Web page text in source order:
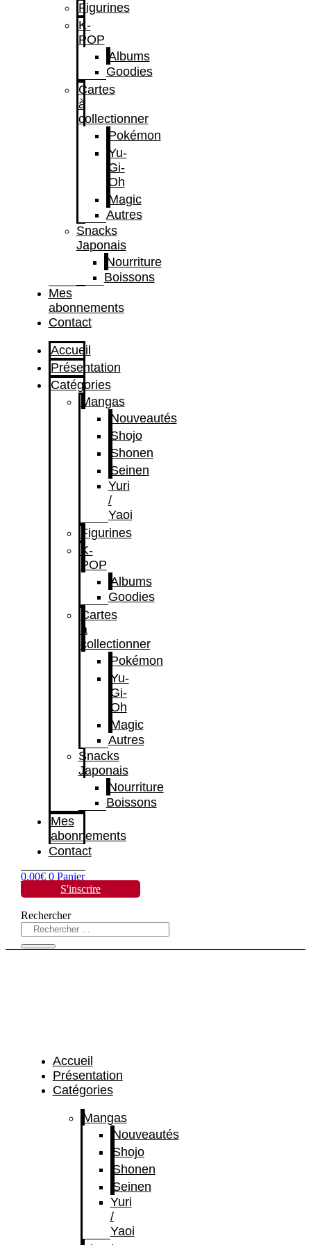
Figurines
K-
POP
Albums
Goodies
Cartes
à
collectionner
Pokémon
Yu-
Gi-
Oh
Magic
Autres
Snacks
Japonais
Nourriture
Boissons
Mes
abonnements
Contact
Accueil
Présentation
Catégories
Mangas
Nouveautés
Shojo
Shonen
Seinen
Yuri
/
Yaoi
Figurines
K-
POP
Albums
Goodies
Cartes
à
collectionner
Pokémon
Yu-
Gi-
Oh
Magic
Autres
Snacks
Japonais
Nourriture
Boissons
Mes
abonnements
Contact
0,00€ 0 Panier
S'inscrire
Rechercher
Accueil
Présentation
Catégories
Mangas
Nouveautés
Shojo
Shonen
Seinen
Yuri
/
Yaoi